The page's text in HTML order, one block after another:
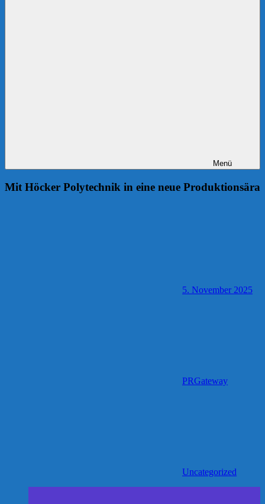
Menü
Mit Höcker Polytechnik in eine neue Produktionsära
5. November 2025
PRGateway
Uncategorized